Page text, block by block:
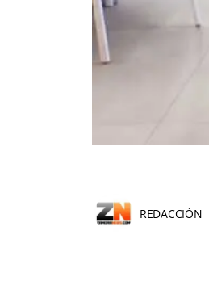
REDACCIÓN